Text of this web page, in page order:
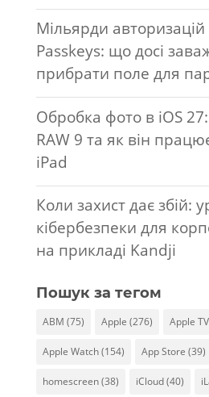
Мільярди
Passkeys: що досі
прибрати поле для
Обробка фото в iOS
RAW 9 та як він
iPad
Коли захист дає збій:
кібербезпеки для
на прикладі Kandji
Пошук за тегом
ABM (75) Apple (276) Apple TV
Apple Watch(154) App Store (39)
homescreen(38) iCloud(40)